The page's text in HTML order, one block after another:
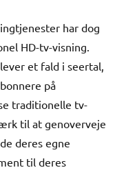
har dog
HD-tv-visning.
et fald i seertal,
på
traditionelle tv-
til at genoverveje
deres egne
til deres